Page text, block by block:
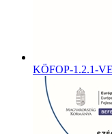
KÖFOP-1.2.1-